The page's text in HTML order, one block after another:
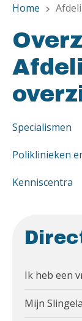
Home chevron_right
Specialismen
Poliklinieken
Kenniscentra
Ik heb een
Mijn